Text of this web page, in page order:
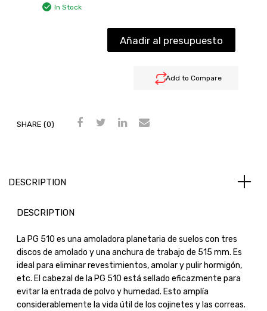
In Stock
Add to Compare
Añadir al presupuesto
SHARE (0)
DESCRIPTION
DESCRIPTION
La PG 510 es una amoladora planetaria de suelos con tres
discos de amolado y una anchura de trabajo de 515 mm. Es
ideal para eliminar revestimientos, amolar y pulir hormigón,
etc. El cabezal de la PG 510 está sellado eficazmente para
evitar la entrada de polvo y humedad. Esto amplía
considerablemente la vida útil de los cojinetes y las correas.